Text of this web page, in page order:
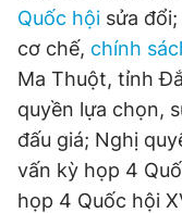
Quốc hội sửa
cơ chế, chính
Ma Thuột, tỉnh
quyền lựa chọn,
đấu giá; Nghị
vấn kỳ họp 4
họp 4 Quốc hội